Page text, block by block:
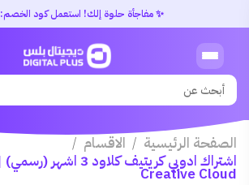
✨ مفاجأة حلوة إلك! استعمل كود الخصم: PLUS
الصفحة الرئيسية / الاقسام /
Creative Cloud